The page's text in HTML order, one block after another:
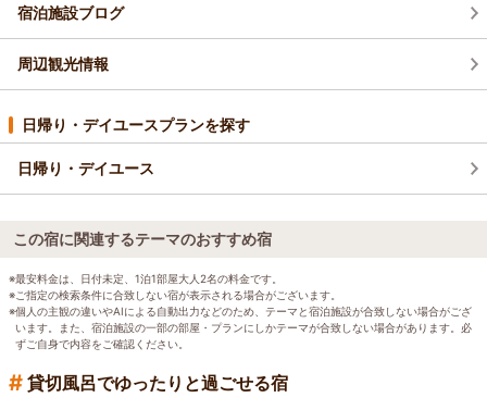
宿泊施設ブログ
周辺観光情報
日帰り・デイユースプランを探す
日帰り・デイユース
この宿に関連するテーマのおすすめ宿
※最安料金は、日付未定、1泊1部屋大人2名の料金です。
※ご指定の検索条件に合致しない宿が表示される場合がございます。
※個人の主観の違いやAIによる自動出力などのため、テーマと宿泊施設が合致しない場合がござ
います。また、宿泊施設の一部の部屋・プランにしかテーマが合致しない場合があります。必
ずご自身で内容をご確認ください。
# 貸切風呂でゆったりと過ごせる宿